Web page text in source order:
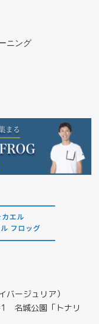
ニング
バージュリア）
名城公園「トナリ